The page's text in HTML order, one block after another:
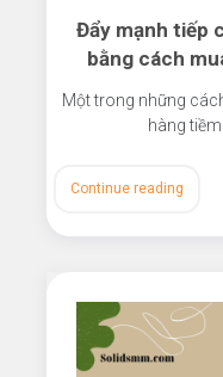
Đẩy mạnh tiếp
bằng cách
Một trong những
hàng
Continue reading